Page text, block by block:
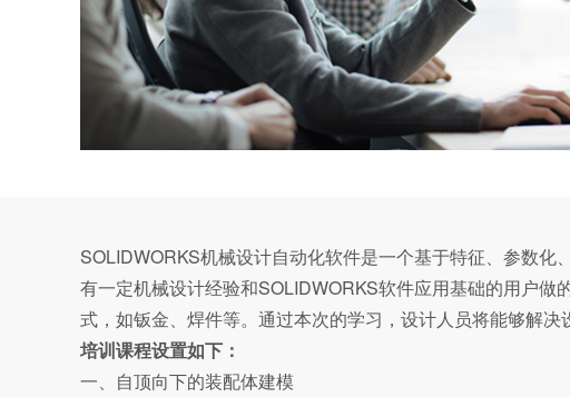
SOLIDWORKS机械设计自动化软件是一个基于特征、参数
有一定机械设计经验和SOLIDWORKS软件应用基础的用户
式，如钣金、焊件等。通过本次的学习，设计人员将能够解
培训课程设置如下：
一、自顶向下的装配体建模